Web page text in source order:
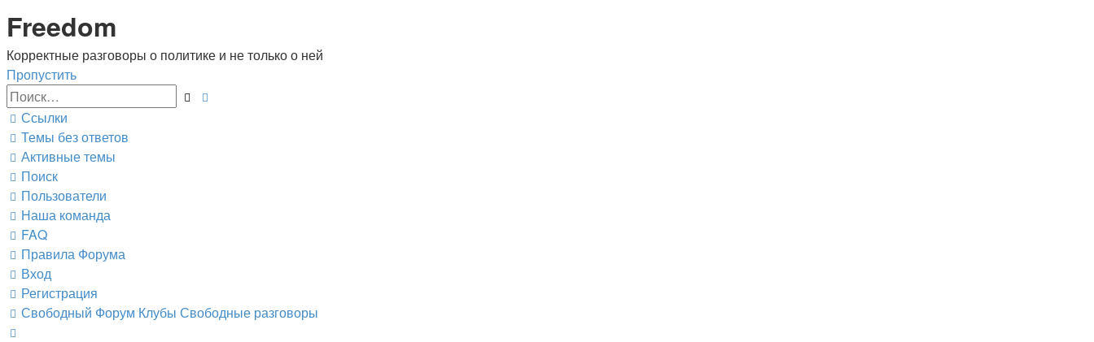
Freedom
Корректные разговоры о политике и не только о ней
Пропустить
Поиск
Ссылки
Темы без ответов
Активные темы
Поиск
Пользователи
Наша команда
FAQ
Правила Форума
Вход
Регистрация
Свободный Форум Клубы Свободные разговоры